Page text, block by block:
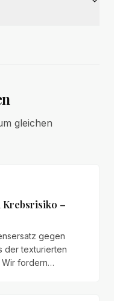
gleichen
Krebsrisiko –
gegen
der texturierten
Wir fordern